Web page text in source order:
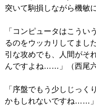
突いて駒損しながら機敏
「コンピュータはこうい
るのをウッカリしてまし
引な攻めでも、人間がそ
んですよね……」（西尾六
「序盤でもう少しじっく
かもしれないですね……」